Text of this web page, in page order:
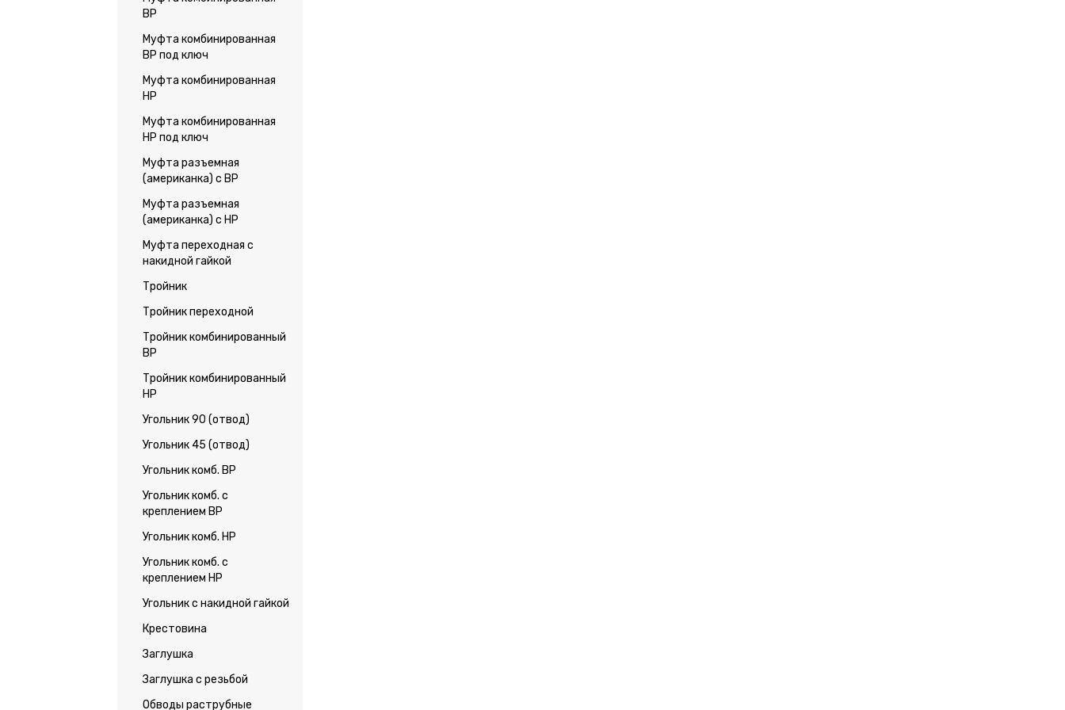
ВР
Муфта комбинированная
ВР под ключ
Муфта комбинированная
НР
Муфта комбинированная
НР под ключ
Муфта разъемная
(американка) с ВР
Муфта разъемная
(американка) с НР
Муфта переходная с
накидной гайкой
Тройник
Тройник переходной
Тройник комбинированный
ВР
Тройник комбинированный
НР
Угольник 90 (отвод)
Угольник 45 (отвод)
Угольник комб. ВР
Угольник комб. с
креплением ВР
Угольник комб. НР
Угольник комб. с
креплением НР
Угольник с накидной гайкой
Крестовина
Заглушка
Заглушка с резьбой
Обводы раструбные